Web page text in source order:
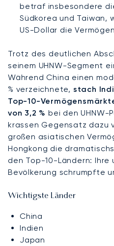
betraf insbesondere
Südkorea und Taiwan,
US-Dollar die
Trotz des deutlichen
seinem UHNW-Segment
Während China einen
% verzeichnete, stach
Top-10-
von 3,2 % bei den UHNW-
krassen Gegensatz dazu
großen asiatischen
Hongkong die
den Top-10-Ländern:
Bevölkerung schrumpfte
Wichtigste Länder
China
Indien
Japan